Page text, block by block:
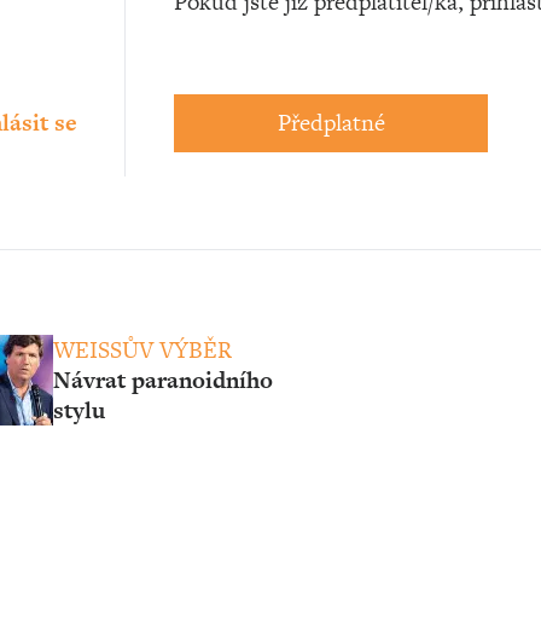
Předplatné
se
WEISSŮV VÝBĚR
Návrat paranoidního
stylu